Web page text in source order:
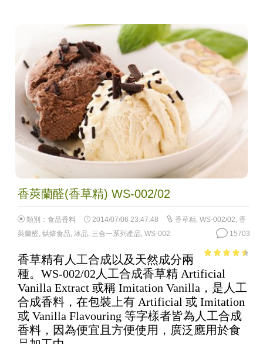
香莢蘭醛(香草精) WS-002/02
類別： 食品香料 2014/07/06 23:47:48 香草精, WS-002/02, 香
莢蘭醛, 烘焙食品, 冰品, 三合一系列產品, WS-002 15703
of 5
香草精有人工合成以及天然成分兩
種。WS-002/02人工合成香草精 Artificial
Vanilla Extract 或稱 Imitation Vanilla，是人工
合成香料，在包裝上有 Artificial 或 Imitation
或 Vanilla Flavouring 等字樣者皆為人工合成
香料，因為便宜且方便使用，廣泛應用於食